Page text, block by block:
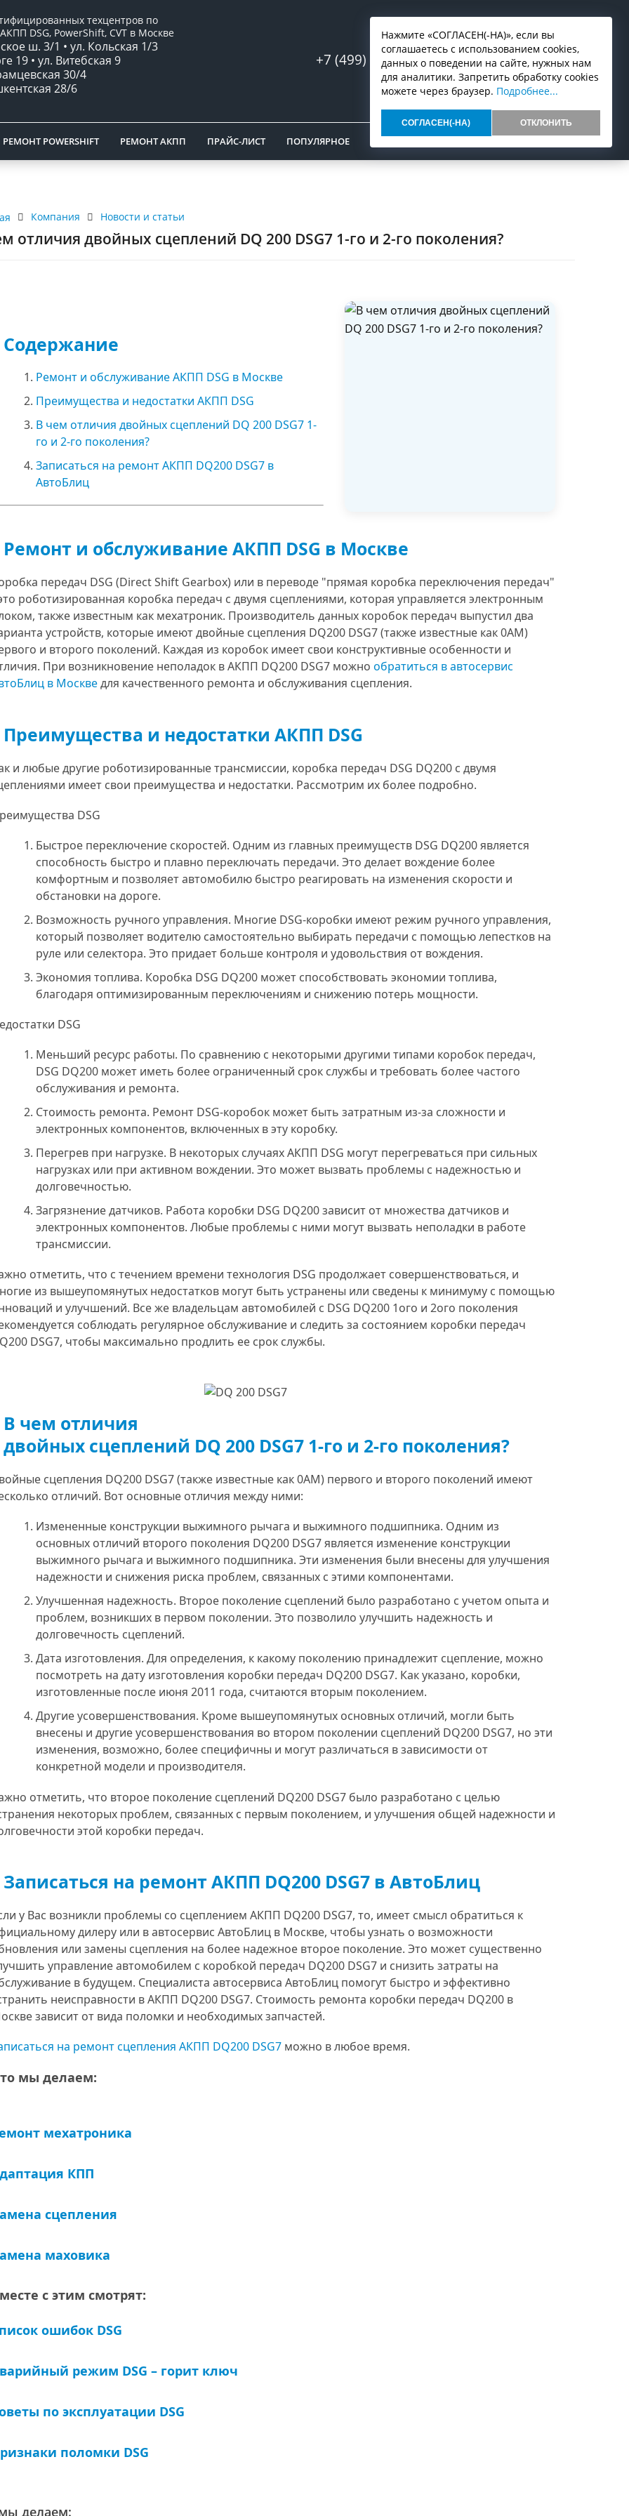
техцентров по
DSG, PowerShift, CVT в Москве
ш. 3/1 • ул. Кольская 1/3
19 • ул. Витебская 9
30/4
28/6
+7 (499) 553-07-03 Запись онлайн
РЕМОНТ POWERSHIFT РЕМОНТ АКПП ПРАЙС-ЛИСТ ПОПУЛЯРНОЕ
Компания Новости и статьи
отличия двойных сцеплений DQ 200 DSG7 1-го и 2-го поколения?
Содержание
Ремонт и обслуживание АКПП DSG в Москве
Преимущества и недостатки АКПП DSG
В чем отличия двойных сцеплений DQ 200 DSG7 1-
го и 2-го поколения?
Записаться на ремонт АКПП DQ200 DSG7 в
АвтоБлиц
Ремонт и обслуживание АКПП DSG в Москве
передач DSG (Direct Shift Gearbox) или в переводе "прямая коробка переключения передач"
роботизированная коробка передач с двумя сцеплениями, которая управляется электронным
также известным как мехатроник. Производитель данных коробок передач выпустил два
устройств, которые имеют двойные сцепления DQ200 DSG7 (также известные как 0AM)
и второго поколений. Каждая из коробок имеет свои конструктивные особенности и
При возникновение неполадок в АКПП DQ200 DSG7 можно обратиться в автосервис
в Москведля качественного ремонта и обслуживания сцепления.
Преимущества и недостатки АКПП DSG
и любые другие роботизированные трансмиссии, коробка передач DSG DQ200 с двумя
имеет свои преимущества и недостатки. Рассмотрим их более подробно.
DSG
Быстрое переключение скоростей. Одним из главных преимуществ DSG DQ200 является
способность быстро и плавно переключать передачи. Это делает вождение более
комфортным и позволяет автомобилю быстро реагировать на изменения скорости и
обстановки на дороге.
Возможность ручного управления. Многие DSG-коробки имеют режим ручного управления,
который позволяет водителю самостоятельно выбирать передачи с помощью лепестков на
руле или селектора. Это придает больше контроля и удовольствия от вождения.
Экономия топлива. Коробка DSG DQ200 может способствовать экономии топлива,
благодаря оптимизированным переключениям и снижению потерь мощности.
DSG
Меньший ресурс работы. По сравнению с некоторыми другими типами коробок передач,
DSG DQ200 может иметь более ограниченный срок службы и требовать более частого
обслуживания и ремонта.
Стоимость ремонта. Ремонт DSG-коробок может быть затратным из-за сложности и
электронных компонентов, включенных в эту коробку.
Перегрев при нагрузке. В некоторых случаях АКПП DSG могут перегреваться при сильных
нагрузках или при активном вождении. Это может вызвать проблемы с надежностью и
долговечностью.
Загрязнение датчиков. Работа коробки DSG DQ200 зависит от множества датчиков и
электронных компонентов. Любые проблемы с ними могут вызвать неполадки в работе
трансмиссии.
отметить, что с течением времени технология DSG продолжает совершенствоваться, и
из вышеупомянутых недостатков могут быть устранены или сведены к минимуму с помощью
и улучшений. Все же владельцам автомобилей с DSG DQ200 1ого и 2ого поколения
соблюдать регулярное обслуживание и следить за состоянием коробки передач
DSG7, чтобы максимально продлить ее срок службы.
В чем отличия
двойных сцеплений DQ 200 DSG7 1-го и 2-го поколения?
сцепления DQ200 DSG7 (также известные как 0AM) первого и второго поколений имеют
отличий. Вот основные отличия между ними:
Измененные конструкции выжимного рычага и выжимного подшипника. Одним из
основных отличий второго поколения DQ200 DSG7 является изменение конструкции
выжимного рычага и выжимного подшипника. Эти изменения были внесены для улучшения
надежности и снижения риска проблем, связанных с этими компонентами.
Улучшенная надежность. Второе поколение сцеплений было разработано с учетом опыта и
проблем, возникших в первом поколении. Это позволило улучшить надежность и
долговечность сцеплений.
Дата изготовления. Для определения, к какому поколению принадлежит сцепление, можно
посмотреть на дату изготовления коробки передач DQ200 DSG7. Как указано, коробки,
изготовленные после июня 2011 года, считаются вторым поколением.
Другие усовершенствования. Кроме вышеупомянутых основных отличий, могли быть
внесены и другие усовершенствования во втором поколении сцеплений DQ200 DSG7, но эти
изменения, возможно, более специфичны и могут различаться в зависимости от
конкретной модели и производителя.
отметить, что второе поколение сцеплений DQ200 DSG7 было разработано с целью
некоторых проблем, связанных с первым поколением, и улучшения общей надежности и
этой коробки передач.
Записаться на ремонт АКПП DQ200 DSG7 в АвтоБлиц
у Вас возникли проблемы со сцеплением АКПП DQ200 DSG7, то, имеет смысл обратиться к
дилеру или в автосервис АвтоБлиц в Москве, чтобы узнать о возможности
или замены сцепления на более надежное второе поколение. Это может существенно
управление автомобилем с коробкой передач DQ200 DSG7 и снизить затраты на
в будущем. Специалиста автосервиса АвтоБлиц помогут быстро и эффективно
неисправности в АКПП DQ200 DSG7. Стоимость ремонта коробки передач DQ200 в
зависит от вида поломки и необходимых запчастей.
на ремонт сцепления АКПП DQ200 DSG7 можно в любое время.
мы делаем:
мехатроника
КПП
сцепления
маховика
с этим смотрят:
ошибок DSG
режим DSG – горит ключ
по эксплуатации DSG
поломки DSG
делаем:
Нажмите «СОГЛАСЕН(-НА)», если вы
соглашаетесь с использованием cookies,
данных о поведении на сайте, нужных нам
для аналитики. Запретить обработку cookies
можете через браузер. Подробнее...
СОГЛАСЕН(-НА) ОТКЛОНИТЬ